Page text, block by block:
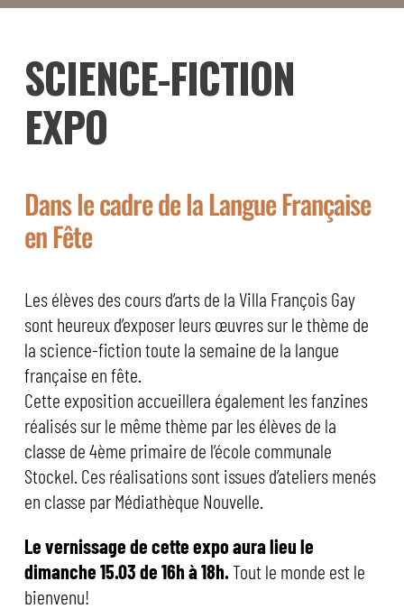
SCIENCE-FICTION
EXPO
Dans le cadre de la Langue Française
en Fête
Les élèves des cours d’arts de la Villa François Gay
sont heureux d’exposer leurs œuvres sur le thème de
la science-fiction toute la semaine de la langue
française en fête.
Cette exposition accueillera également les fanzines
réalisés sur le même thème par les élèves de la
classe de 4ème primaire de l’école communale
Stockel. Ces réalisations sont issues d’ateliers menés
en classe par Médiathèque Nouvelle.
Le vernissage de cette expo aura lieu le
dimanche 15.03 de 16h à 18h.Tout le monde est le
bienvenu!